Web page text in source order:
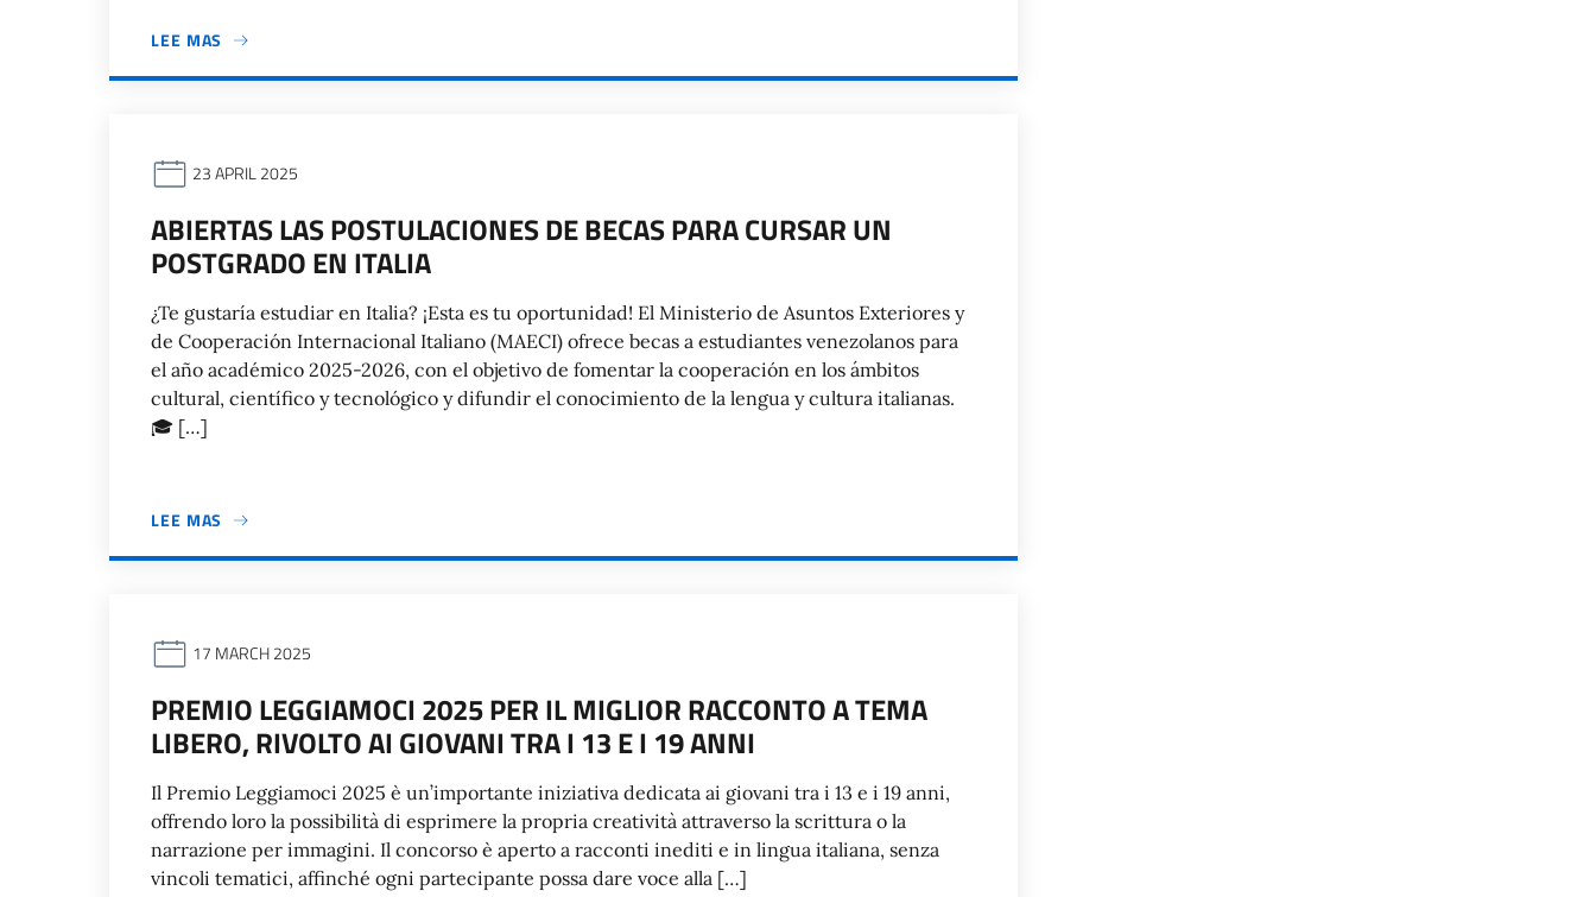
LEE MAS
23 APRIL 2025
ABIERTAS LAS POSTULACIONES DE BECAS PARA CURSAR UN
POSTGRADO EN ITALIA
¿Te gustaría estudiar en Italia? ¡Esta es tu oportunidad! El Ministerio de Asuntos Exteriores y
de Cooperación Internacional Italiano (MAECI) ofrece becas a estudiantes venezolanos para
el año académico 2025-2026, con el objetivo de fomentar la cooperación en los ámbitos
cultural, científico y tecnológico y difundir el conocimiento de la lengua y cultura italianas.
🎓 […]
LEE MAS
17 MARCH 2025
PREMIO LEGGIAMOCI 2025 PER IL MIGLIOR RACCONTO A TEMA
LIBERO, RIVOLTO AI GIOVANI TRA I 13 E I 19 ANNI
Il Premio Leggiamoci 2025 è un’importante iniziativa dedicata ai giovani tra i 13 e i 19 anni,
offrendo loro la possibilità di esprimere la propria creatività attraverso la scrittura o la
narrazione per immagini. Il concorso è aperto a racconti inediti e in lingua italiana, senza
vincoli tematici, affinché ogni partecipante possa dare voce alla […]